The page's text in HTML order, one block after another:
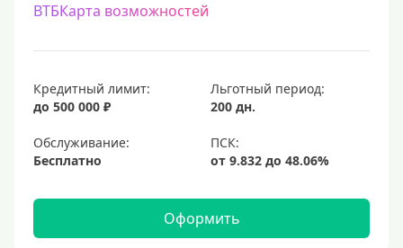
С процентом на остаток
Доступные
Сумма (рублей)
ВТБКарта возможностей
Кредитный лимит:
до 500 000 ₽
Льготный период:
200 дн.
Обслуживание:
Бесплатно
Оформить